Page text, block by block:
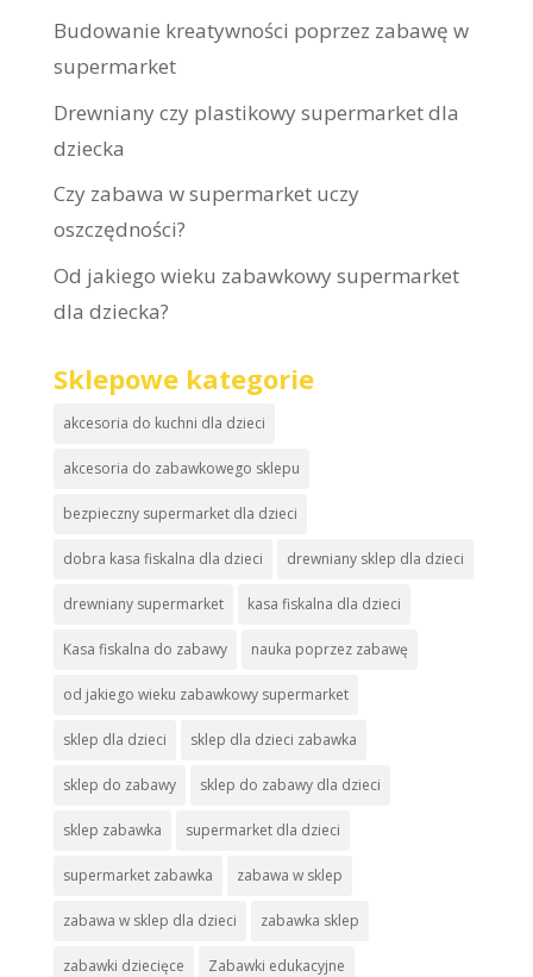
Budowanie kreatywności poprzez zabawę w
supermarket
Drewniany czy plastikowy supermarket dla
dziecka
Czy zabawa w supermarket uczy
oszczędności?
Od jakiego wieku zabawkowy supermarket
dla dziecka?
Sklepowe kategorie
akcesoria do kuchni dla dzieci
akcesoria do zabawkowego sklepu
bezpieczny supermarket dla dzieci
dobra kasa fiskalna dla dzieci drewniany sklep dla dzieci
drewniany supermarket kasa fiskalna dla dzieci
Kasa fiskalna do zabawy nauka poprzez zabawę
od jakiego wieku zabawkowy supermarket
sklep dla dzieci sklep dla dzieci zabawka
sklep do zabawy sklep do zabawy dla dzieci
sklep zabawka supermarket dla dzieci
supermarket zabawka zabawa w sklep
zabawa w sklep dla dzieci zabawka sklep
zabawki dziecięce Zabawki edukacyjne